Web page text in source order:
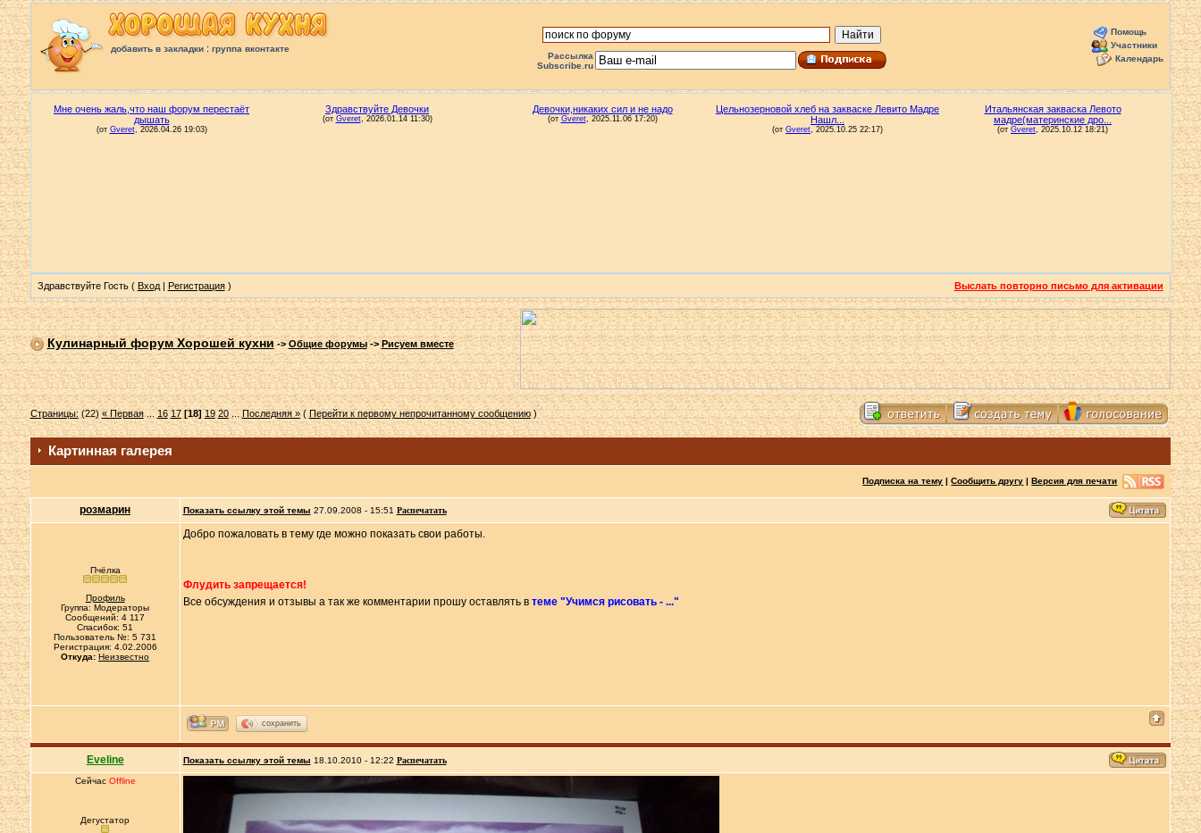
добавить в закладки: группа вконтакте
Рассылка
Subscribe.ru
Помощь
Участники
Календарь
Здравствуйте Гость ( Вход| Регистрация) Выслать повторно письмо для активации
Кулинарный форум Хорошей кухни->Общие форумы-> Рисуем вместе
Страницы:(22)« Первая...16 17 [18] 19 20...Последняя »(Перейти к первому непрочитанному сообщению)
Картинная галерея
Подписка на тему |Сообщить другу |Версия для печати
розмарин Показать ссылку этой темы 27.09.2008 - 15:51 Распечатать
Пчёлка
Профиль
Группа: Модераторы
Сообщений: 4 117
Спасибок: 51
Пользователь №: 5 731
Регистрация: 4.02.2006
Откуда: Неизвестно
Добро пожаловать в тему где можно показать свои работы.
Флудить запрещается!
Все обсуждения и отзывы а так же комментарии прошу оставлять в теме "Учимся рисовать - ..."
сохранить
Eveline Показать ссылку этой темы 18.10.2010 - 12:22 Распечатать
Сейчас Offline
Дегустатор